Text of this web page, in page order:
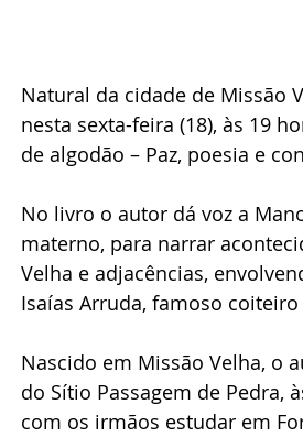
Natural da cidade de Missão
nesta sexta-feira (18), às 19
de algodão – Paz, poesia e
No livro o autor dá voz a
materno, para narrar
Velha e adjacências,
Isaías Arruda, famoso
Nascido em Missão Velha, o
do Sítio Passagem de Pedra,
com os irmãos estudar em